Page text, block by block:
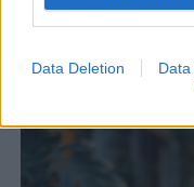
Data Deletion Data
BELFÖLD 2026.
Online felületen
közmédia